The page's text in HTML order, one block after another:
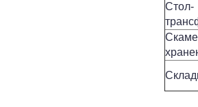
Стол-